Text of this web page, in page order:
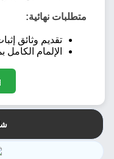
متطلبات نهائية:
تقديم وثائق
الإلمام